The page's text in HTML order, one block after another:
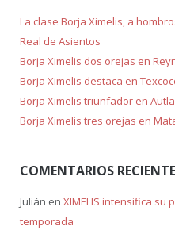
La clase Borja Ximelis, a
Real de Asientos
Borja Ximelis dos orejas en
Borja Ximelis destaca en
Borja Ximelis triunfador en
Borja Ximelis tres orejas en
COMENTARIOS
Julián en XIMELIS intensifica su
temporada